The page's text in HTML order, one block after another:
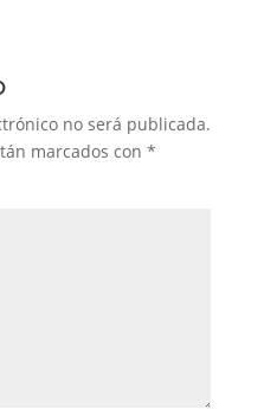
no será publicada.
marcados con *